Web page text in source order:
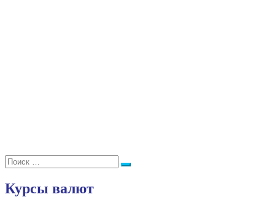
Поиск:
Поиск
Курсы валют